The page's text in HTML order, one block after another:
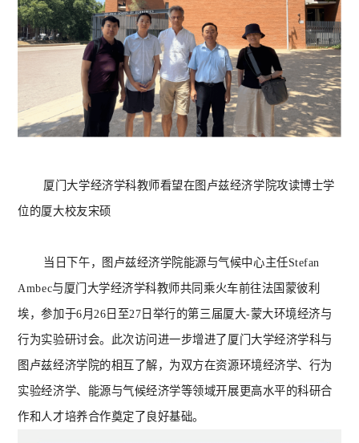
厦门大学经济学科教师看望在图卢兹经济学院攻读博士学
位的厦大校友宋硕
当日下午，图卢兹经济学院能源与气候中心主任Stefan
Ambec与厦门大学经济学科教师共同乘火车前往法国蒙彼利
埃，参加于6月26日至27日举行的第三届厦大-蒙大环境经济与
行为实验研讨会。此次访问进一步增进了厦门大学经济学科与
图卢兹经济学院的相互了解，为双方在资源环境经济学、行为
实验经济学、能源与气候经济学等领域开展更高水平的科研合
作和人才培养合作奠定了良好基础。